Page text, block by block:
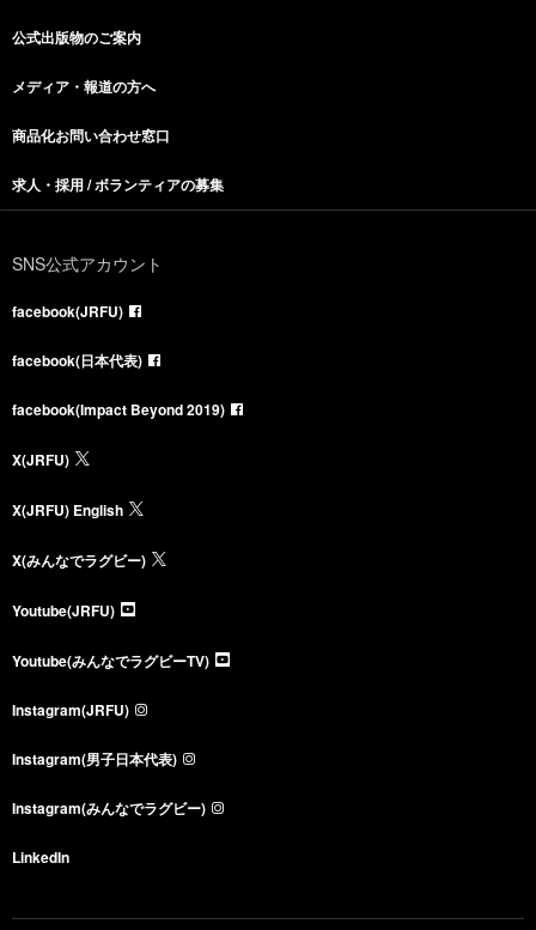
公式出版物のご案内
メディア・報道の方へ
商品化お問い合わせ窓口
求人・採用 / ボランティアの募集
SNS公式アカウント
facebook(JRFU)
facebook(日本代表)
facebook(Impact Beyond 2019)
X(JRFU)
X(JRFU) English
X(みんなでラグビー)
Youtube(JRFU)
Youtube(みんなでラグビーTV)
Instagram(JRFU)
Instagram(男子日本代表)
Instagram(みんなでラグビー)
LinkedIn